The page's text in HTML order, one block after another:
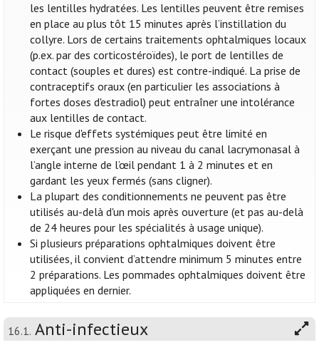
les lentilles hydratées. Les lentilles peuvent être remises
en place au plus tôt 15 minutes après l’instillation du
collyre. Lors de certains traitements ophtalmiques locaux
(p.ex. par des corticostéroïdes), le port de lentilles de
contact (souples et dures) est contre-indiqué. La prise de
contraceptifs oraux (en particulier les associations à
fortes doses d'estradiol) peut entraîner une intolérance
aux lentilles de contact.
Le risque d'effets systémiques peut être limité en
exerçant une pression au niveau du canal lacrymonasal à
l’angle interne de l’œil pendant 1 à 2 minutes et en
gardant les yeux fermés (sans cligner).
La plupart des conditionnements ne peuvent pas être
utilisés au-delà d'un mois après ouverture (et pas au-delà
de 24 heures pour les spécialités à usage unique).
Si plusieurs préparations ophtalmiques doivent être
utilisées, il convient d’attendre minimum 5 minutes entre
2 préparations. Les pommades ophtalmiques doivent être
appliquées en dernier.
16.1. Anti-infectieux